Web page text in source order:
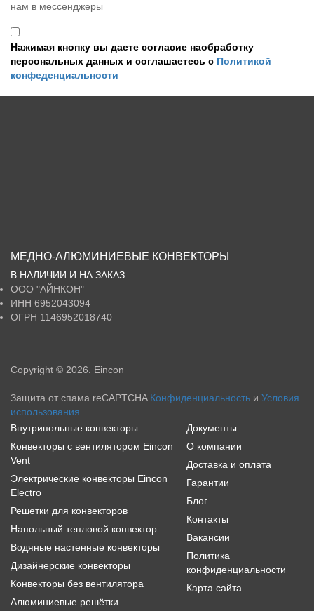
нам в мессенджеры
Нажимая кнопку вы даете согласие наобработку
персональных данных и соглашаетесь с Политикой
конфеденциальности
МЕДНО-АЛЮМИНИЕВЫЕ КОНВЕКТОРЫ
В НАЛИЧИИ И НА ЗАКАЗ
ООО "АЙНКОН"
ИНН 6952043094
ОГРН 1146952018740
Copyright © 2026. Eincon
Защита от спама reCAPTCHA Конфиденциальность и Условия
использования
Внутрипольные конвекторы
Конвекторы с вентилятором Eincon
Vent
Электрические конвекторы Eincon
Electro
Решетки для конвекторов
Напольный тепловой конвектор
Водяные настенные конвекторы
Дизайнерские конвекторы
Конвекторы без вентилятора
Алюминиевые решётки
Документы
О компании
Доставка и оплата
Гарантии
Блог
Контакты
Вакансии
Политика
конфиденциальности
Карта сайта